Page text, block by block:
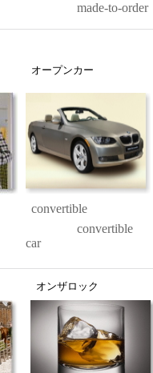
made-to-order
オープンカー
convertible
convertible
car
オンザロック